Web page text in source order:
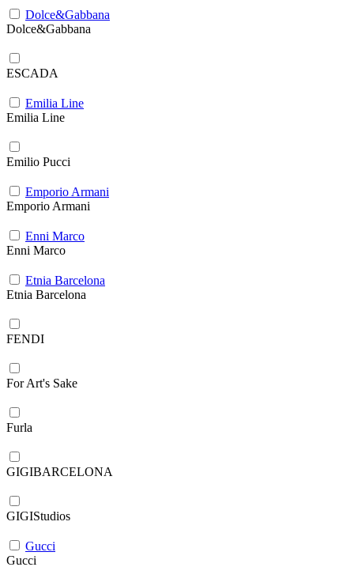
Dolce&Gabbana
Dolce&Gabbana
ESCADA
Emilia Line
Emilia Line
Emilio Pucci
Emporio Armani
Emporio Armani
Enni Marco
Enni Marco
Etnia Barcelona
Etnia Barcelona
FENDI
For Art's Sake
Furla
GIGIBARCELONA
GIGIStudios
Gucci
Gucci